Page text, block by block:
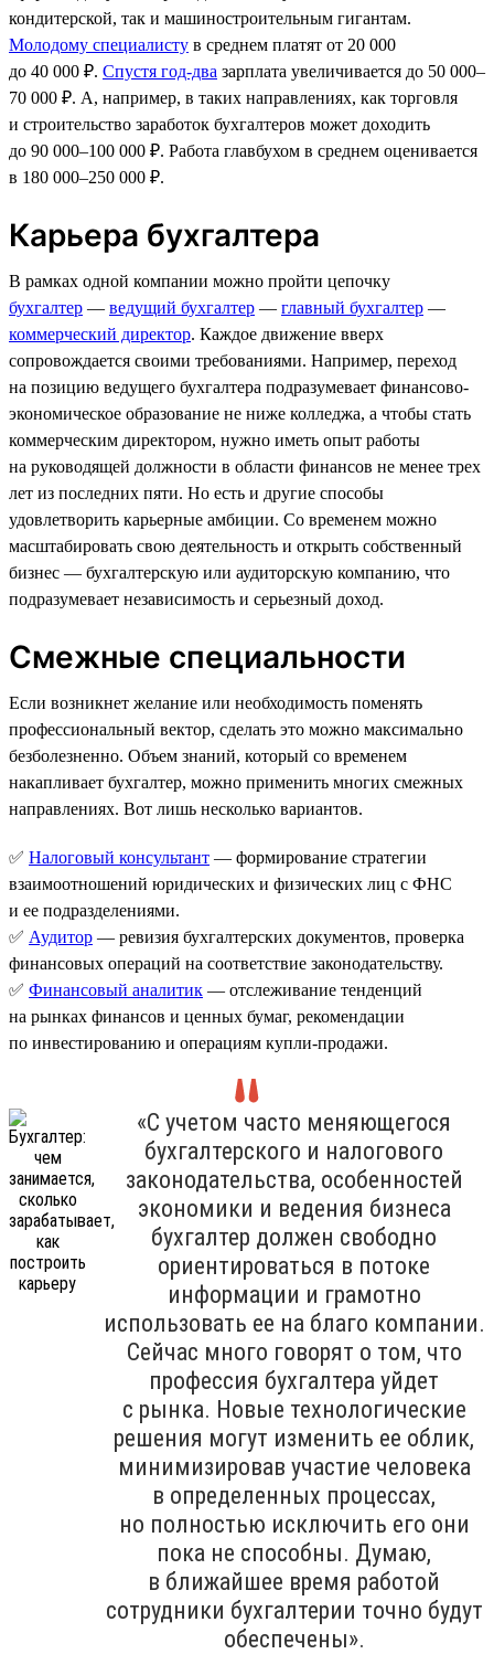
кондитерской, так и машиностроительным гигантам.
Молодому специалисту в среднем платят от 20 000
до 40 000 ₽. Спустя год-два зарплата увеличивается до 50 000–
70 000 ₽. А, например, в таких направлениях, как торговля
и строительство заработок бухгалтеров может доходить
до 90 000–100 000 ₽. Работа главбухом в среднем оценивается
в 180 000–250 000 ₽.
Карьера бухгалтера
В рамках одной компании можно пройти цепочку
бухгалтер — ведущий бухгалтер — главный бухгалтер —
коммерческий директор. Каждое движение вверх
сопровождается своими требованиями. Например, переход
на позицию ведущего бухгалтера подразумевает финансово-
экономическое образование не ниже колледжа, а чтобы стать
коммерческим директором, нужно иметь опыт работы
на руководящей должности в области финансов не менее трех
лет из последних пяти. Но есть и другие способы
удовлетворить карьерные амбиции. Со временем можно
масштабировать свою деятельность и открыть собственный
бизнес — бухгалтерскую или аудиторскую компанию, что
подразумевает независимость и серьезный доход.
Смежные специальности
Если возникнет желание или необходимость поменять
профессиональный вектор, сделать это можно максимально
безболезненно. Объем знаний, который со временем
накапливает бухгалтер, можно применить многих смежных
направлениях. Вот лишь несколько вариантов.
✅ Налоговый консультант — формирование стратегии
взаимоотношений юридических и физических лиц с ФНС
и ее подразделениями.
✅ Аудитор — ревизия бухгалтерских документов, проверка
финансовых операций на соответствие законодательству.
✅ Финансовый аналитик — отслеживание тенденций
на рынках финансов и ценных бумаг, рекомендации
по инвестированию и операциям купли-продажи.
«С учетом часто меняющегося
бухгалтерского и налогового
законодательства, особенностей
экономики и ведения бизнеса
бухгалтер должен свободно
ориентироваться в потоке
информации и грамотно
использовать ее на благо компании.
Сейчас много говорят о том, что
профессия бухгалтера уйдет
с рынка. Новые технологические
решения могут изменить ее облик,
минимизировав участие человека
в определенных процессах,
но полностью исключить его они
пока не способны. Думаю,
в ближайшее время работой
сотрудники бухгалтерии точно будут
обеспечены».